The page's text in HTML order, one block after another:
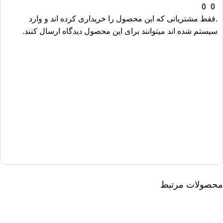
0
0
.فقط مشتریانی که این محصول را خریداری کرده اند و وارد
سیستم شده اند میتوانند برای این محصول دیدگاه ارسال کنند.
محصولات مرتبط